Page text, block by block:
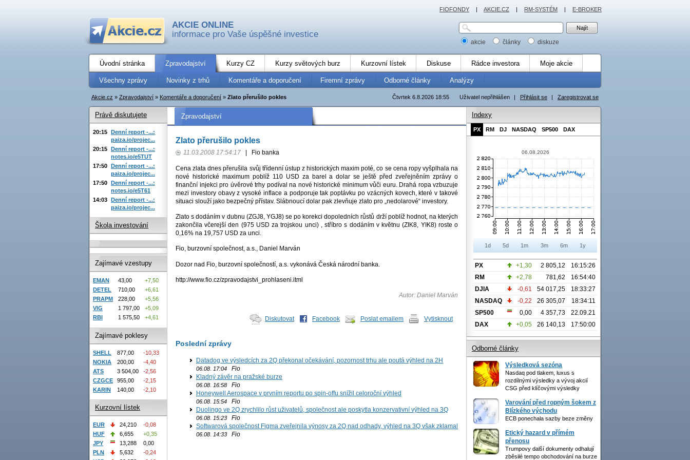
AKCIE ONLINE
informace pro Vaše úspěšné investice
akcie články diskuze
Úvodní stránka Zpravodajství Kurzy CZ Kurzy světových burz Kurzovní lístek Diskuse Rádce investora Moje akcie
Všechny zprávy Novinky z trhů Komentáře a doporučení Firemní zprávy Odborné články Analýzy
Uživatel nepřihlášen | Přihlásit se | Zaregistrovat se
Čtvrtek 6.8.2026 18:55
Akcie.cz » Zpravodajství » Komentáře a doporučení » Zlato přerušilo pokles
Zpravodajství
Zlato přerušilo pokles
11.03.2008 17:54:17 Fio banka
Cena zlata dnes přerušila svůj třídenní ústup z historických maxim poté, co se cena ropy vyšplhala na
nové historické maximum poblíž 110 USD za barel a dolar se ještě před zveřejněním zprávy o
finanční injekci pro úvěrové trhy podíval na nové historické minimum vůči euru. Drahá ropa vzbuzuje
mezi investory obavy z vysoké inflace a podporuje tak poptávku po vzácných kovech, které v takové
situaci slouží jako bezpečný přístav. Slábnoucí dolar pak zlevňuje zlato pro „nedolarové“ investory.
Zlato s dodáním v dubnu (ZGJ8, YGJ8) se po korekci dopoledních růstů drží poblíž hodnot, na kterých
zakončila včerejší den (975 USD za trojskou unci) , stříbro s dodáním v květnu (ZIK8, YIK8) roste o
0,16% na 19,757 USD za unci.
Fio, burzovní společnost, a.s., Daniel Marván
Dozor nad Fio, burzovní společností, a.s. vykonává Česká národní banka.
http://www.fio.cz/zpravodajstvi_prohlaseni.itml
Autor: Daniel Marván
Diskutovat Facebook Poslat emailem Vytisknout
Poslední zprávy
Datadog ve výsledcích za 2Q překonal očekávání, pozornost trhu ale poutá výhled na 2H
06.08. 17:04 Fio
Kladný závěr na pražské burze
06.08. 16:58 Fio
Honeywell Aerospace v prvním reportu po spin-offu snížil celoroční výhled
06.08. 15:54 Fio
Duolingo ve 2Q zrychlilo růst uživatelů, společnost ale poskytla konzervativní výhled na 3Q
06.08. 15:23 Fio
Softwarová společnost Figma zveřejnila výnosy za 2Q nad odhady, výhled na 3Q však zklamal
06.08. 14:33 Fio
Právě diskutujete
20:15 Denní report -...:
paiza.io/projec...
20:15 Denní report -...:
notes.io/e5TUT
17:50 Denní report -...:
paiza.io/projec...
17:50 Denní report -...:
notes.io/e5T61
14:03 Denní report -...:
paiza.io/projec...
Škola investování
Zajímavé vzestupy
EMAN 43,00
+7,50
DETEL
710,00
+6,61
PRAPM
228,00
+5,56
VIG
1 797,00
+5,09
RBI
1 575,50 +4,61
Zajímavé poklesy
SHELL 877,00
-10,33
NOKIA
200,00
-4,40
ATS
3 504,00
-2,56
CZGCE
955,00
-2,15
KARIN
140,00 -2,10
Kurzovní lístek
EUR 24,210
-0,08
HUF
6,655
+0,35
JPY
13,288
0,00
PLN
5,632
-0,24
Indexy
PX RM DJ NASDAQ SP500 DAX
06.08.2026
1d 5d 1m 3m 6m 1y
PX +1,30 2 805,12
16:15:26
RM
+2,78 781,62
16:54:40
DJIA
-0,61 54 017,25
18:33:27
NASDAQ
-0,22 26 305,07
18:34:11
SP500
0,00 4 357,73
22.09.21
DAX
+0,05 26 140,13 17:50:00
Odborné články
Výsledková sezóna
Nasdaq pod tlakem, luxus s
rozdílnými výsledky a vývoj akcií
CSG před klíčovými výsledky
Varování před ropným šokem z
Blízkého východu
ECB ponechala sazby beze změny
Etický hazard v přímém
přenosu
Trumpovy další dokumenty odhalují
zběsilé tempo obchodování na burze
FIOFONDY | AKCIE.CZ | RM-SYSTÉM | E-BROKER